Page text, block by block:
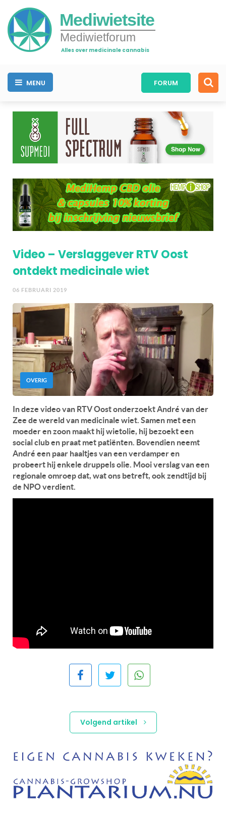
Mediwietsite
Mediwietforum
Alles over medicinale cannabis
MENU FORUM
Video – Verslaggever RTV Oost
ontdekt medicinale wiet
06 FEBRUARI 2019
OVERIG
In deze video van RTV Oost onderzoekt André van der
Zee de wereld van medicinale wiet. Samen met een
moeder en zoon maakt hij wietolie, hij bezoekt een
social club en praat met patiënten. Bovendien neemt
André een paar haaltjes van een verdamper en
probeert hij enkele druppels olie. Mooi verslag van een
regionale omroep dat, wat ons betreft, ook zendtijd bij
de NPO verdient.
Volgend artikel